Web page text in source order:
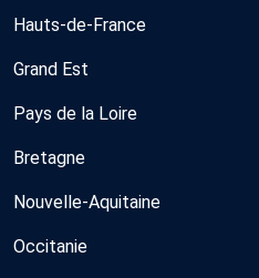
Hauts-de-France
Grand Est
Pays de la Loire
Bretagne
Nouvelle-Aquitaine
Occitanie